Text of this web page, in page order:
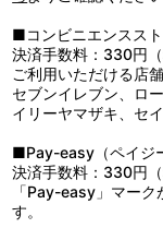
■コンビニエンスス
決済手数料：330円（
ご利用いただける店舗
セブンイレブン、ロ
イリーヤマザキ、セ
■Pay-easy（ペイジ
決済手数料：330円（
「Pay-easy」マー
す。